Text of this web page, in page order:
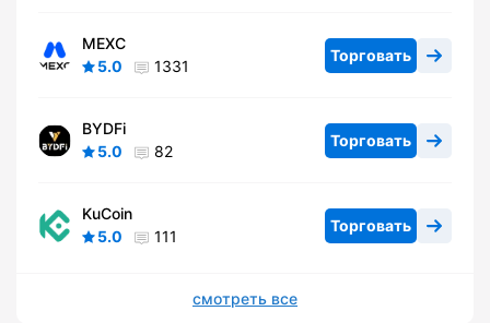
MEXC
5.0
1331
Торговать
BYDFi
5.0
82
Торговать
KuCoin
5.0
111
Торговать
смотреть все